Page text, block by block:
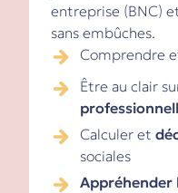
entreprise (BNC)
sans embûches.
Comprendre
Être au clair
Calculer et
sociales
Appréhender